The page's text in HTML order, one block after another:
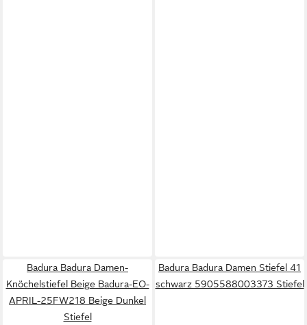
Badura Badura Damen-
Knöchelstiefel Beige Badura-EO-
APRIL-25FW218 Beige Dunkel
Stiefel
Badura Badura Damen Stiefel 41
schwarz 5905588003373 Stiefel